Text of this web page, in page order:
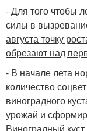
- Для того чтобы
силы в
августа точку
обрезают над
- В начале лета
количество
виноградного
урожай и